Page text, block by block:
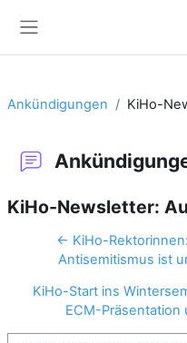
Ankündigungen KiHo-
KiHo-Newsletter:
← KiHo-
Antisemitismus ist
KiHo-Start ins
ECM-